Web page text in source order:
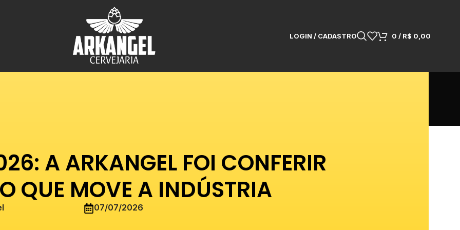
LOGIN / CADASTRO 0 / R$ 0,00
A ARKANGEL FOI CONFERIR
QUE MOVE A INDÚSTRIA
07/07/2026